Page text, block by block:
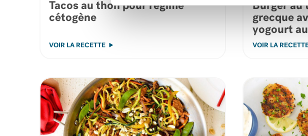
Tacos au thon pour régime
cétogène
VOIR LA RECETTE
Burger au
grecque
yogourt
VOIR LA